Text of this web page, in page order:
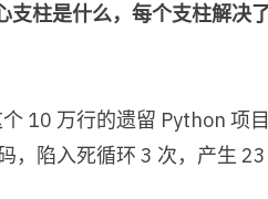
支柱是什么，每个支柱解决
10 万行的遗留 Python 项
，陷入死循环 3 次，产生